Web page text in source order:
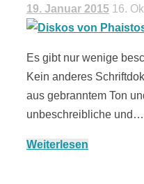
19. Januar 2015 16.
Es gibt nur wenige
Kein anderes
aus gebranntem Ton
unbeschreibliche und…
Weiterlesen